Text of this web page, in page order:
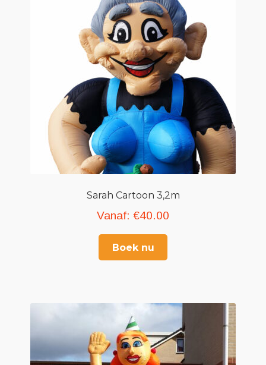
Sarah Cartoon 3,2m
Vanaf: €40.00
Boek nu